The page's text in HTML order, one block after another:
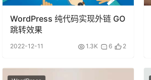
WordPress 纯代码实现外链 GO
跳转效果
2022-12-11 1.3K 6 2